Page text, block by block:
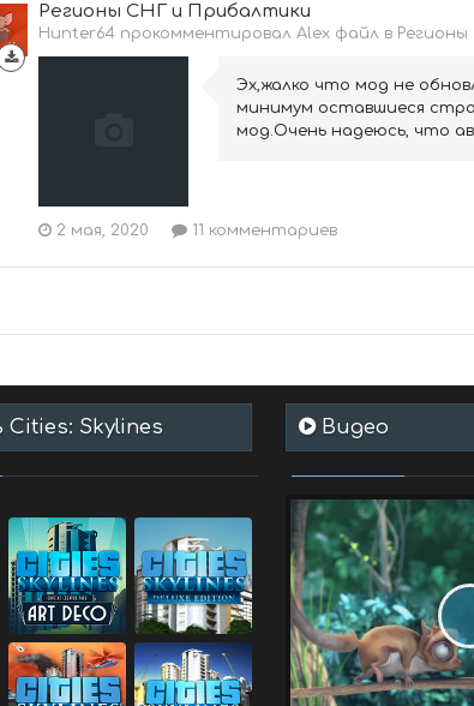
Регионы СНГ и Прибалтики
Hunter64 прокомментировал Alex файл в Регионы
Эх,жалко что мод не
минимум оставшиеся
мод.Очень надеюсь, что
2 мая, 2020 11 комментариев
Skylines Видео